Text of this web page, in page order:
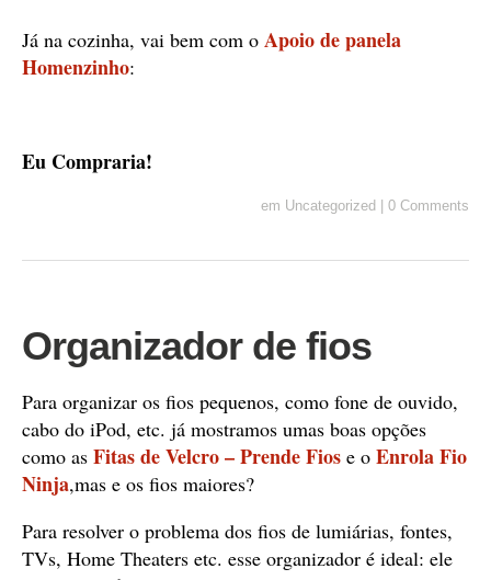
Já na cozinha, vai bem com o Apoio de panela
Homenzinho:
Eu Compraria!
em Uncategorized 0 Comments
Organizador de fios
Para organizar os fios pequenos, como fone de ouvido,
cabo do iPod, etc. já mostramos umas boas opções
como as Fitas de Velcro – Prende Fios e o Enrola Fio
Ninja,mas e os fios maiores?
Para resolver o problema dos fios de lumiárias, fontes,
TVs, Home Theaters etc. esse organizador é ideal: ele